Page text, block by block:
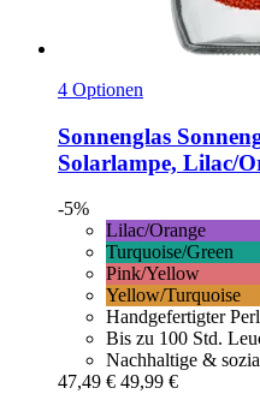
4 Optionen
Sonnenglas
Solarlampe, Lilac/
-5%
Lilac/Orange
Turquoise/Green
Pink/Yellow
Yellow/Turquoise
Handgefertigter
Bis zu 100 Std.
Nachhaltige &
47,49 € 49,99 €